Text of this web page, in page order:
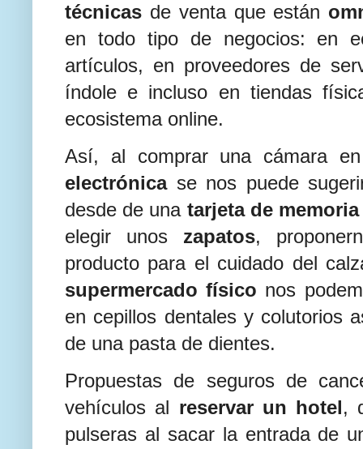
técnicas de venta que están
en todo tipo de negocios: en
artículos, en proveedores de
índole e incluso en tiendas
ecosistema online.
Así, al comprar una cámara
electrónica se nos puede
desde de una tarjeta de memoria
elegir unos zapatos,
producto para el cuidado del
supermercado físico nos
en cepillos dentales y colutorios
de una pasta de dientes.
Propuestas de seguros de
vehículos al reservar un hotel,
pulseras al sacar la entrada de